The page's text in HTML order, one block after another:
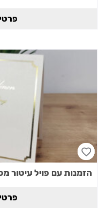
הזמנות עם פויל עיטור